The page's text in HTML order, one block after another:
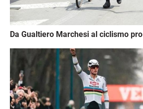
Da Gualtiero Marchesi al ciclismo pro